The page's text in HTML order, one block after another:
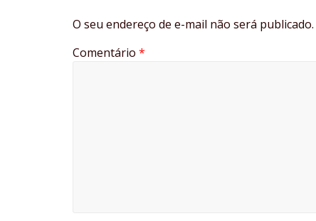
O seu endereço de e-mail não será publicado.
Comentário *